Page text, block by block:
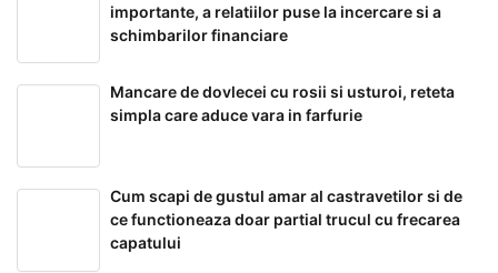
importante, a relatiilor puse la incercare si a
schimbarilor financiare
Mancare de dovlecei cu rosii si usturoi, reteta
simpla care aduce vara in farfurie
Cum scapi de gustul amar al castravetilor si de
ce functioneaza doar partial trucul cu frecarea
capatului